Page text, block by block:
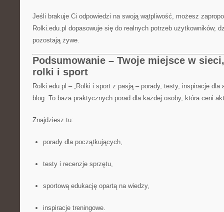
Jeśli brakuje Ci odpowiedzi na swoją wątpliwość, możesz
Rolki.edu.pl dopasowuje się do realnych potrzeb użytkowników,
pozostają żywe.
Podsumowanie – Twoje miejsce w
rolki i sport
Rolki.edu.pl – „Rolki i sport z pasją – porady, testy, inspiracje dla
blog. To baza praktycznych porad dla każdej osoby, która ceni
Znajdziesz tu:
porady dla początkujących,
testy i recenzje sprzętu,
sportową edukację opartą na wiedzy,
inspiracje treningowe.